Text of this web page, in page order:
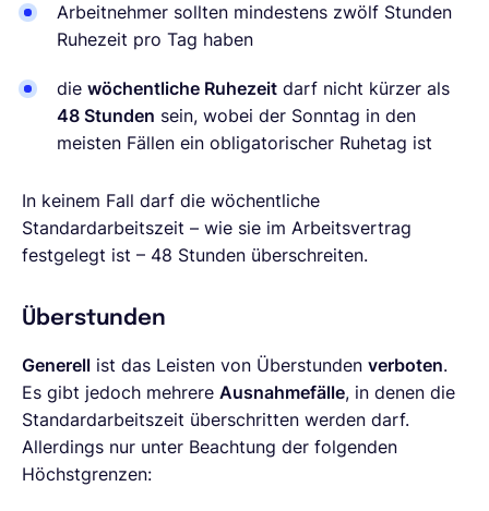
Arbeitnehmer sollten mindestens zwölf Stunden
Ruhezeit pro Tag haben
die wöchentliche Ruhezeit darf nicht kürzer als
48 Stunden sein, wobei der Sonntag in den
meisten Fällen ein obligatorischer Ruhetag ist
In keinem Fall darf die wöchentliche
Standardarbeitszeit – wie sie im Arbeitsvertrag
festgelegt ist – 48 Stunden überschreiten.
Überstunden
Generell ist das Leisten von Überstunden verboten.
Es gibt jedoch mehrere Ausnahmefälle, in denen die
Standardarbeitszeit überschritten werden darf.
Allerdings nur unter Beachtung der folgenden
Höchstgrenzen: